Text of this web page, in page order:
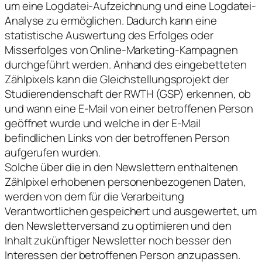
um eine Logdatei-Aufzeichnung und eine Logdatei-
Analyse zu ermöglichen. Dadurch kann eine
statistische Auswertung des Erfolges oder
Misserfolges von Online-Marketing-Kampagnen
durchgeführt werden. Anhand des eingebetteten
Zählpixels kann die Gleichstellungsprojekt der
Studierendenschaft der RWTH (GSP) erkennen, ob
und wann eine E-Mail von einer betroffenen Person
geöffnet wurde und welche in der E-Mail
befindlichen Links von der betroffenen Person
aufgerufen wurden.
Solche über die in den Newslettern enthaltenen
Zählpixel erhobenen personenbezogenen Daten,
werden von dem für die Verarbeitung
Verantwortlichen gespeichert und ausgewertet, um
den Newsletterversand zu optimieren und den
Inhalt zukünftiger Newsletter noch besser den
Interessen der betroffenen Person anzupassen.